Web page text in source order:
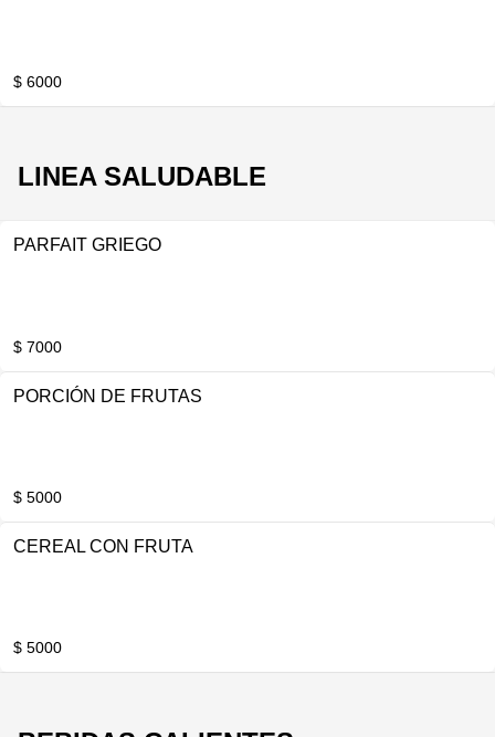
$ 6000
LINEA SALUDABLE
PARFAIT GRIEGO
$ 7000
PORCIÓN DE FRUTAS
$ 5000
CEREAL CON FRUTA
$ 5000